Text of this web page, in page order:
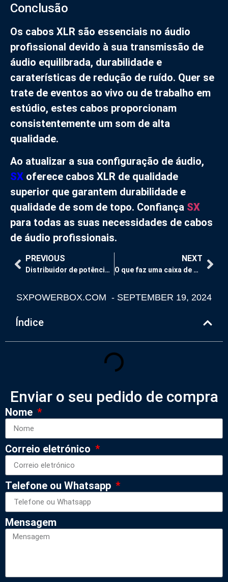
Conclusão
Os cabos XLR são essenciais no áudio
profissional devido à sua transmissão de
áudio equilibrada, durabilidade e
caraterísticas de redução de ruído. Quer se
trate de eventos ao vivo ou de trabalho em
estúdio, estes cabos proporcionam
consistentemente um som de alta
qualidade.
Ao atualizar a sua configuração de áudio,
SX oferece cabos XLR de qualidade
superior que garantem durabilidade e
qualidade de som de topo. Confiança SX
para todas as suas necessidades de cabos
de áudio profissionais.
PREVIOUS
Distribuidor de potência de áudio: Principais caraterísticas necessárias para concertos e festivais
NEXT
O que faz uma caixa de distribuição eléctrica?
SXPOWERBOX.COM - SEPTEMBER 19, 2024
Índice
Enviar o seu pedido de compra
Nome
Correio eletrónico
Telefone ou Whatsapp
Mensagem